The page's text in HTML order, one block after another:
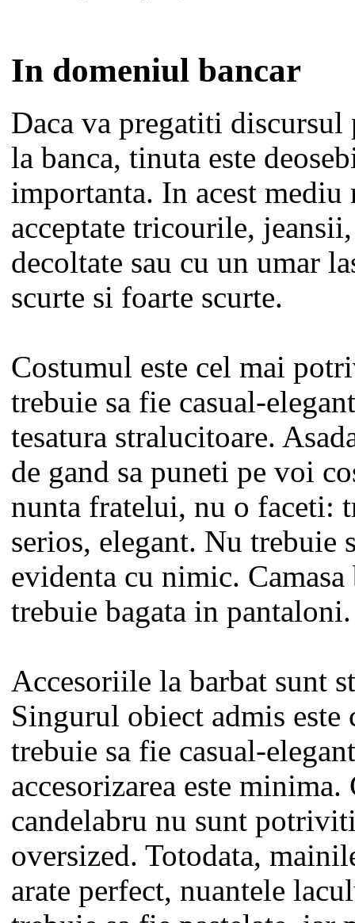
In domeniul bancar
Daca va pregatiti
la banca, tinuta este
importanta. In acest mediu
acceptate tricourile,
decoltate sau cu un umar
scurte si foarte scurte.
Costumul este cel mai
trebuie sa fie casual-
tesatura stralucitoare.
de gand sa puneti pe voi
nunta fratelui, nu o faceti:
serios, elegant. Nu trebuie
evidenta cu nimic. Camasa
trebuie bagata in pantaloni.
Accesoriile la barbat sunt
Singurul obiect admis este
trebuie sa fie casual-
accesorizarea este minima.
candelabru nu sunt
oversized. Totodata,
arate perfect, nuantele